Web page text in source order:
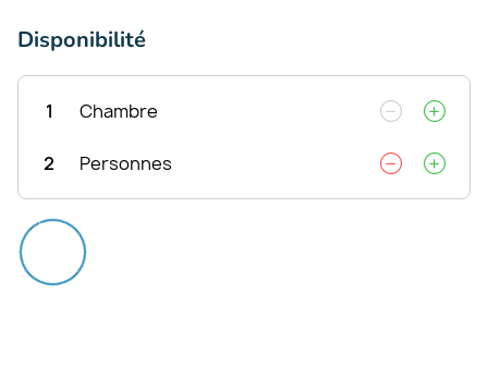
Disponibilité
1 Chambre
2 Personnes